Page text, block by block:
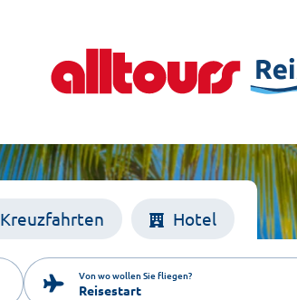
Kreuzfahrten Hotel
Von wo wollen Sie fliegen?
Reisestart